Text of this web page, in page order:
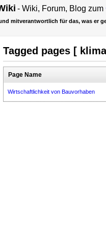
- Wiki, Forum, Blog zum
mitverantwortlich für das, was er
Tagged pages [
Page Name
Wirtschaftlichkeit von Bauvorhaben